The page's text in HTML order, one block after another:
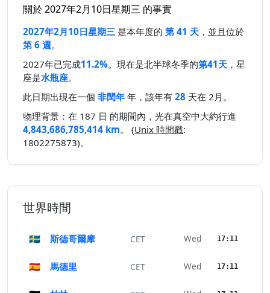
關於 2027年2月10日星期三 的事實
2027年2月10日星期三 是本年度的 第 41 天 ，並且位於
第 6 週。
2027年已完成11.2%。現在是北半球冬季的第41天 ，星
座是水瓶座。
此日期出現在一個 非閏年 年，該年有 28 天在 2月。
物理背景：在 187 日 的期間內，光在真空中大約行進
4,843,686,785,414 km。 (Unix 時間戳:
1802275873)。
世界時間
🇸🇪 斯德哥爾摩 CET Wed 17:11
🇪🇸 馬德里 CET Wed 17:11